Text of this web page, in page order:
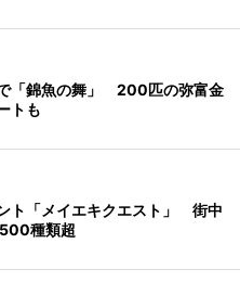
「錦魚の舞」 200匹の弥富金
トも
ト「メイエキクエスト」 街中
種類超